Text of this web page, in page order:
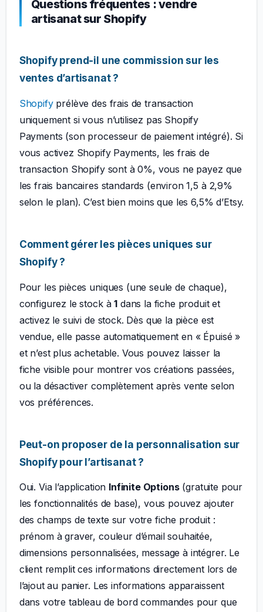
Questions fréquentes : vendre
artisanat sur Shopify
Shopify prend-il une commission sur les
ventes d’artisanat ?
Shopifyprélève des frais de transaction
uniquement si vous n’utilisez pas Shopify
Payments (son processeur de paiement intégré). Si
vous activez Shopify Payments, les frais de
transaction Shopify sont à 0%, vous ne payez que
les frais bancaires standards (environ 1,5 à 2,9%
selon le plan). C’est bien moins que les 6,5% d’Etsy.
Comment gérer les pièces uniques sur
Shopify ?
Pour les pièces uniques (une seule de chaque),
configurez le stock à1 dans la fiche produit et
activez le suivi de stock. Dès que la pièce est
vendue, elle passe automatiquement en « Épuisé »
et n’est plus achetable. Vous pouvez laisser la
fiche visible pour montrer vos créations passées,
ou la désactiver complètement après vente selon
vos préférences.
Peut-on proposer de la personnalisation sur
Shopify pour l’artisanat ?
Oui. Via l’application Infinite Options(gratuite pour
les fonctionnalités de base), vous pouvez ajouter
des champs de texte sur votre fiche produit :
prénom à graver, couleur d’émail souhaitée,
dimensions personnalisées, message à intégrer. Le
client remplit ces informations directement lors de
l’ajout au panier. Les informations apparaissent
dans votre tableau de bord commandes pour que